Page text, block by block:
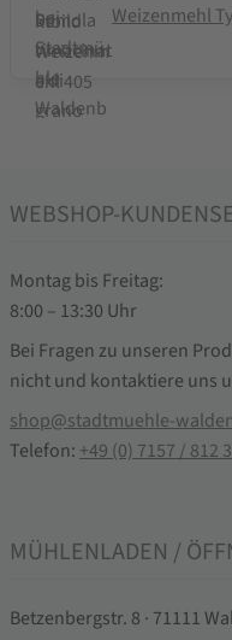
Weizenmehl
WEBSHOP-
Montag bis Freitag:
8:00 – 13:30 Uhr
Bei Fragen zu unseren
nicht und kontaktiere uns
shop@stadtmuehle-
Telefon: +49 (0) 7157 / 812
MÜHLENLADEN /
Betzenbergstr. 8 · 71111